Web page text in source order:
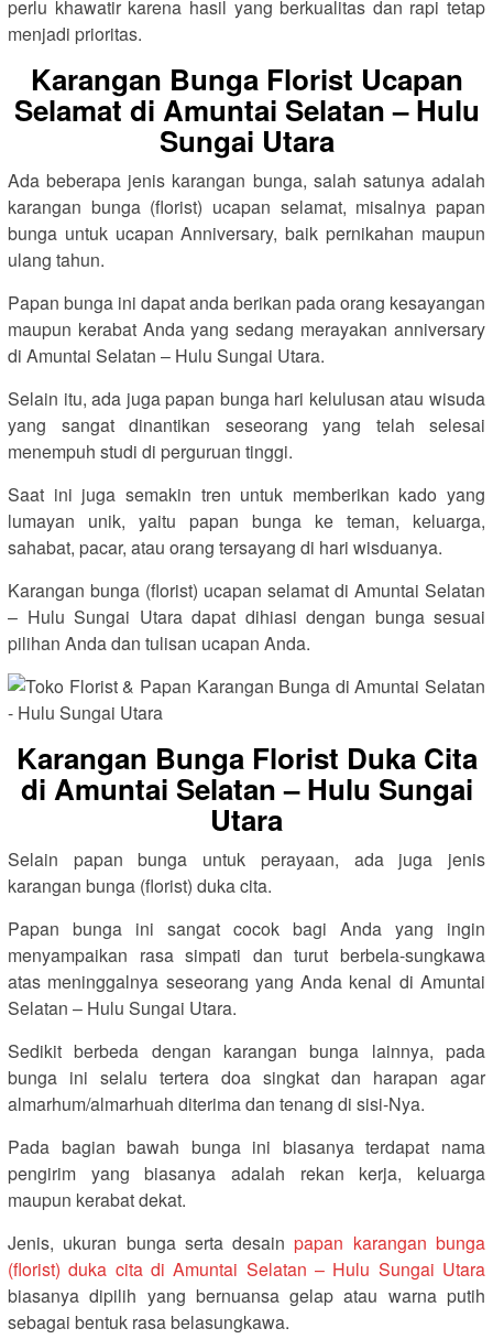
perlu khawatir karena hasil yang berkualitas dan rapi tetap
menjadi prioritas.
Karangan Bunga Florist Ucapan
Selamat di Amuntai Selatan – Hulu
Sungai Utara
Ada beberapa jenis karangan bunga, salah satunya adalah
karangan bunga (florist) ucapan selamat, misalnya papan
bunga untuk ucapan Anniversary, baik pernikahan maupun
ulang tahun.
Papan bunga ini dapat anda berikan pada orang kesayangan
maupun kerabat Anda yang sedang merayakan anniversary
di Amuntai Selatan – Hulu Sungai Utara.
Selain itu, ada juga papan bunga hari kelulusan atau wisuda
yang sangat dinantikan seseorang yang telah selesai
menempuh studi di perguruan tinggi.
Saat ini juga semakin tren untuk memberikan kado yang
lumayan unik, yaitu papan bunga ke teman, keluarga,
sahabat, pacar, atau orang tersayang di hari wisduanya.
Karangan bunga (florist) ucapan selamat di Amuntai Selatan
– Hulu Sungai Utara dapat dihiasi dengan bunga sesuai
pilihan Anda dan tulisan ucapan Anda.
Karangan Bunga Florist Duka Cita
di Amuntai Selatan – Hulu Sungai
Utara
Selain papan bunga untuk perayaan, ada juga jenis
karangan bunga (florist) duka cita.
Papan bunga ini sangat cocok bagi Anda yang ingin
menyampaikan rasa simpati dan turut berbela-sungkawa
atas meninggalnya seseorang yang Anda kenal di Amuntai
Selatan – Hulu Sungai Utara.
Sedikit berbeda dengan karangan bunga lainnya, pada
bunga ini selalu tertera doa singkat dan harapan agar
almarhum/almarhuah diterima dan tenang di sisi-Nya.
Pada bagian bawah bunga ini biasanya terdapat nama
pengirim yang biasanya adalah rekan kerja, keluarga
maupun kerabat dekat.
Jenis, ukuran bunga serta desainpapan karangan bunga
(florist) duka cita di Amuntai Selatan – Hulu Sungai Utara
biasanya dipilih yang bernuansa gelap atau warna putih
sebagai bentuk rasa belasungkawa.